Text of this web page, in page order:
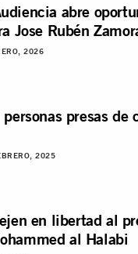
abre
Jose Rubén
2026
presas de
2025
en libertad al
al Halabi